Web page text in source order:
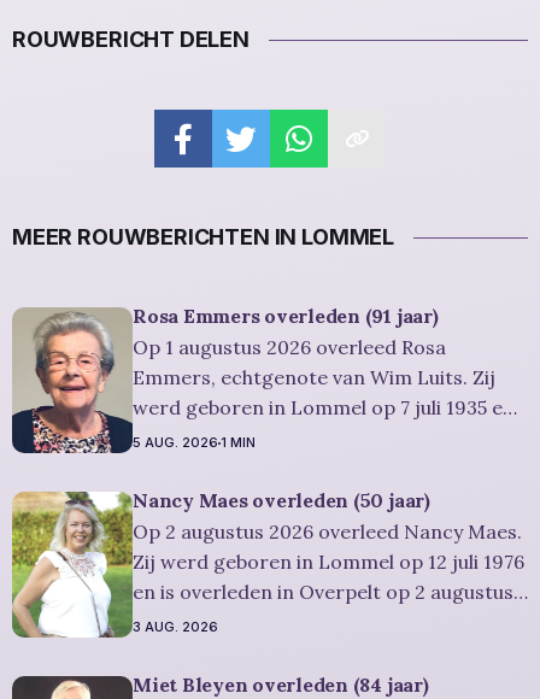
ROUWBERICHT DELEN
MEER ROUWBERICHTEN IN LOMMEL
Rosa Emmers overleden (91 jaar)
Op 1 augustus 2026 overleed Rosa
Emmers, echtgenote van Wim Luits. Zij
werd geboren in Lommel op 7 juli 1935 en
is overleden in Leopoldsburg op 1
Leopoldsburg en werd 91 jaar.
Rouwbericht Severens: De
afscheidsplechtigheid van Rosa zal in
intieme kring plaatsvinden. Er
5 AUG. 2026 1 MIN
Nancy Maes overleden (50 jaar)
Op 2 augustus 2026 overleed Nancy Maes.
Zij werd geboren in Lommel op 12 juli 1976
en is overleden in Overpelt op 2 augustus
2026. Ze was woonachtig in Lommel en
afscheidsplechtigheid vindt plaats in
3 AUG. 2026
Miet Bleyen overleden (84 jaar)